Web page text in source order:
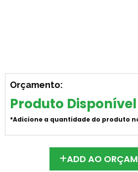
Orçamento:
Produto Disponível
*Adicione a quantidade do produto
ADD AO